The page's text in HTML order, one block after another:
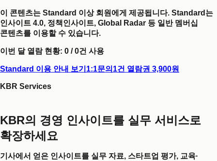
이 콘텐츠는 Standard 이상 회원에게 제공됩니다. Standard는
인사이트 4.0, 정책인사이트, Global Radar 등 일반 멤버십
콘텐츠를 이용할 수 있습니다.
이번 달 열람 현황: 0 /0건 사용
Standard 이용 안내 보기 1:1문의 1건 열람권 3,900원
KBR Services
KBR의 경영 인사이트를 실무 서비스로
확장하세요
기사에서 얻은 인사이트를 실무 자료, 스타트업 평가, 교육·